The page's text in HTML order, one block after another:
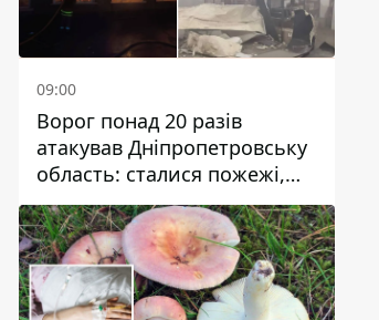
09:00
Ворог понад 20 разів
атакував Дніпропетровську
область: сталися пожежі,
постраждали будинки,
інфраструктура та авто